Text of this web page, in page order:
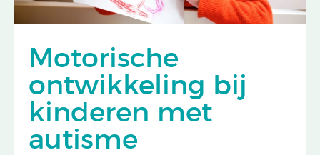
Motorische
ontwikkeling bij
kinderen met
autisme